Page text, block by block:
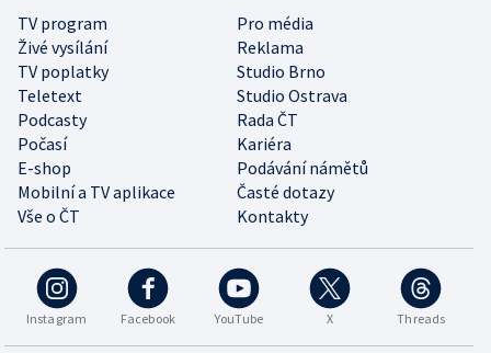
TV program
Pro média
Živé vysílání
Reklama
TV poplatky
Studio Brno
Teletext
Studio Ostrava
Podcasty
Rada ČT
Počasí
Kariéra
E-shop
Podávání námětů
Mobilní a TV aplikace
Časté dotazy
Vše o ČT
Kontakty
Instagram Facebook YouTube X Threads